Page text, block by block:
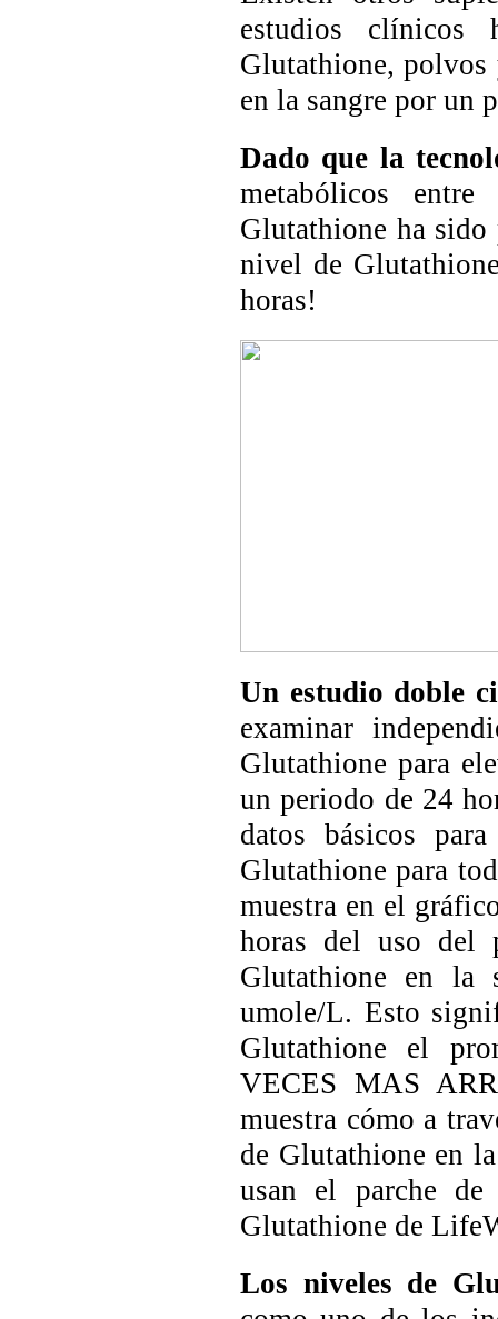
estudios clínicos
Glutathione, polvos
en la sangre por un
Dado que la
metabólicos
Glutathione ha sido
nivel de
horas!
Un estudio doble
examinar
Glutathione para
un periodo de 24
datos básicos
Glutathione para
muestra en el
horas del uso del
Glutathione en la
umole/L. Esto
Glutathione el
VECES MAS
muestra cómo a
de Glutathione en
usan el parche
Glutathione de
Los niveles de